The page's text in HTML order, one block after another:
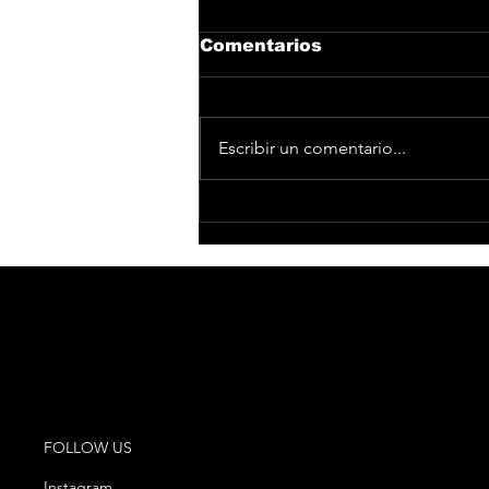
Comentarios
Escribir un comentario...
FOLLOW US